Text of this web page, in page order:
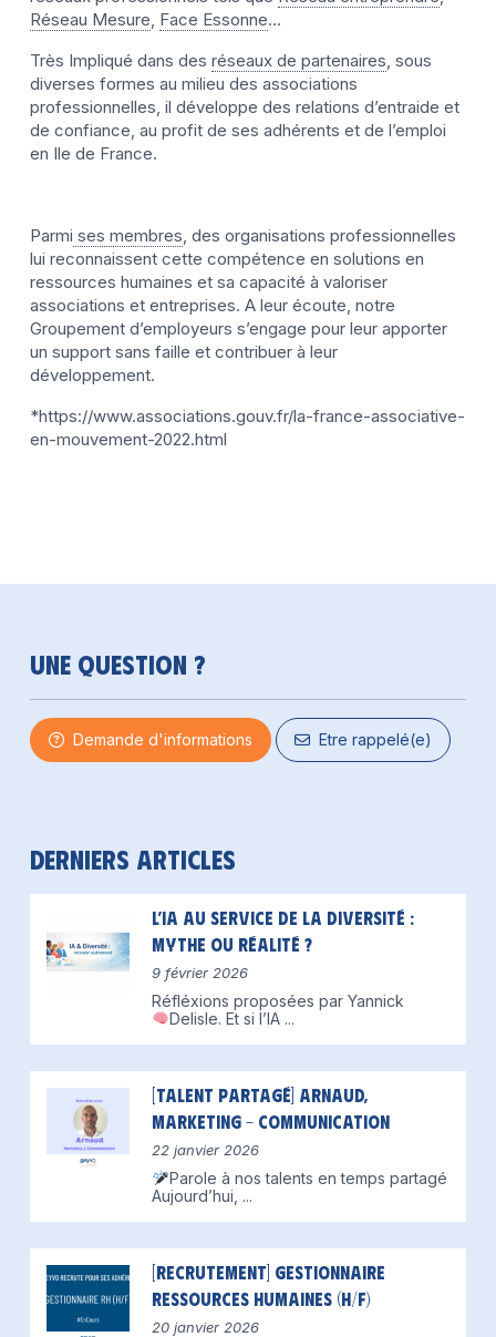
Réseau Mesure, Face Essonne…
Très Impliqué dans des réseaux de partenaires, sous
diverses formes au milieu des associations
professionnelles, il développe des relations d’entraide et
de confiance, au profit de ses adhérents et de l’emploi
en Ile de France.
Parmi ses membres, des organisations professionnelles
lui reconnaissent cette compétence en solutions en
ressources humaines et sa capacité à valoriser
associations et entreprises. A leur écoute, notre
Groupement d’employeurs s’engage pour leur apporter
un support sans faille et contribuer à leur
développement.
*https://www.associations.gouv.fr/la-france-associative-
en-mouvement-2022.html
Une question ?
Demande d'informations Etre rappelé(e)
Derniers articles
L’IA au service de la diversité :
mythe ou réalité ?
9 février 2026
Réfléxions proposées par Yannick
Delisle. Et si l’IA ...
[Talent partagé] Arnaud,
Marketing – Communication
22 janvier 2026
Parole à nos talents en temps partagé
Aujourd’hui, ...
[Recrutement] Gestionnaire
Ressources Humaines (H/F)
20 janvier 2026